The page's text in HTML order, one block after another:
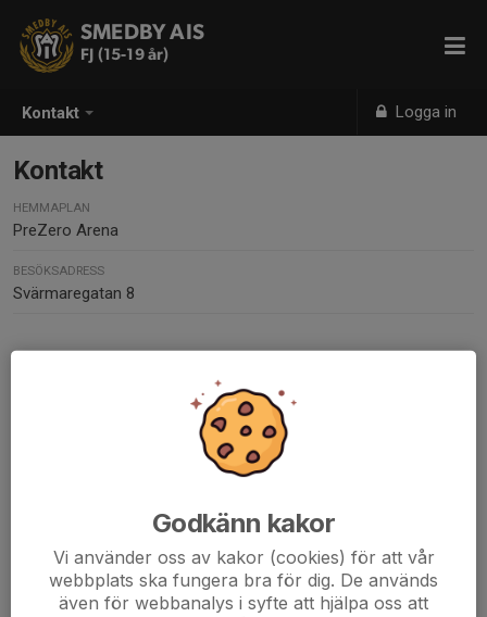
Kontakt Logga in
SMEDBY AIS
FJ (15-19 år)
Kontakt
HEMMAPLAN
PreZero Arena
BESÖKSADRESS
Svärmaregatan 8
Sara Hägerström
sara.hagerstrom@hotmail.se
Godkänn kakor
Vi använder oss av kakor (cookies) för att vår
webbplats ska fungera bra för dig. De används
även för webbanalys i syfte att hjälpa oss att